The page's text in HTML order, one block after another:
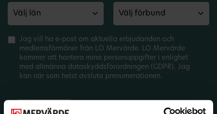
Jag vill ha e-post om aktuella erbjudanden och
medlemsförmåner från LO Mervärde. LO Mervärde
kommer att hantera mina personuppgifter i enlighet
med allmänna dataskyddsförordningen (GDPR). Jag
kan när som helst avsluta prenumerationen.